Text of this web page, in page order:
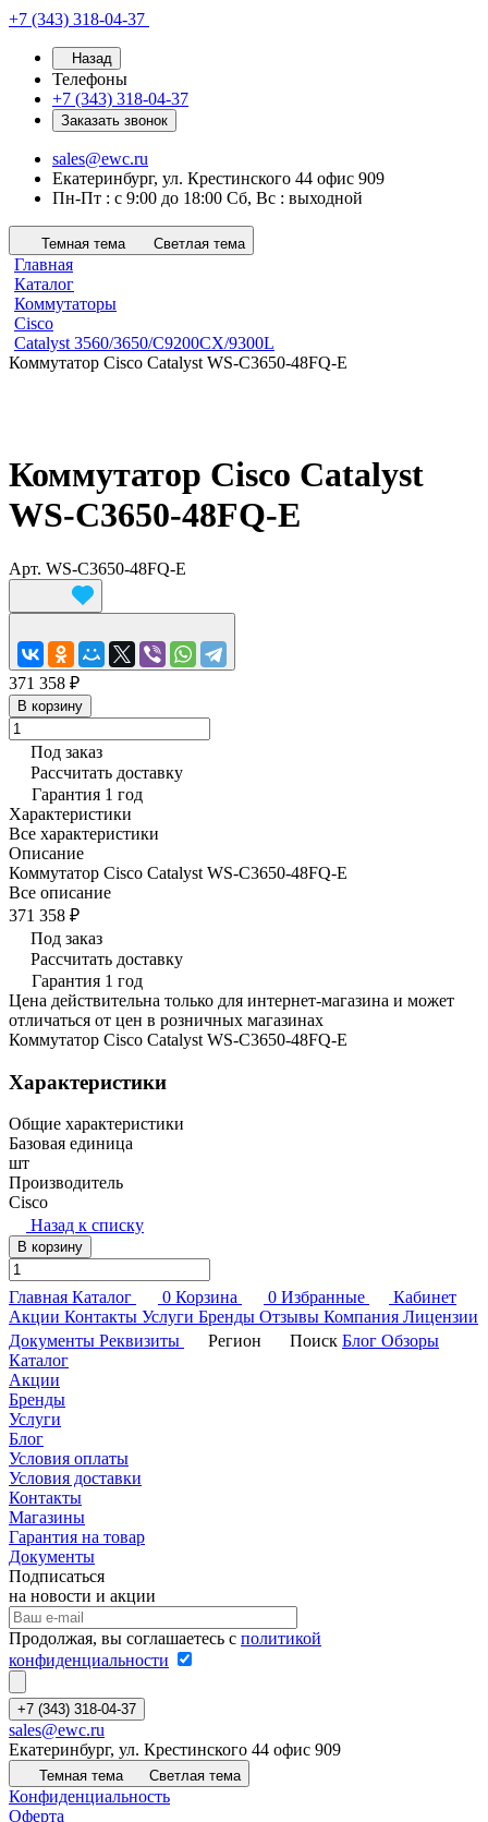
+7 (343) 318-04-37
Назад
Телефоны
+7 (343) 318-04-37
Заказать звонок
sales@ewc.ru
Екатеринбург, ул. Крестинского 44 офис 909
Пн-Пт : с 9:00 до 18:00 Сб, Вс : выходной
Темная тема Светлая тема
Главная
Каталог
Коммутаторы
Cisco
Catalyst 3560/3650/C9200CX/9300L
Коммутатор Cisco Catalyst WS-C3650-48FQ-E
Коммутатор Cisco Catalyst
WS-C3650-48FQ-E
Арт. WS-C3650-48FQ-E
371 358 ₽
В корзину
Под заказ
Рассчитать доставку
Гарантия 1 год
Характеристики
Все характеристики
Описание
Коммутатор Cisco Catalyst WS-C3650-48FQ-E
Все описание
371 358 ₽
Под заказ
Рассчитать доставку
Гарантия 1 год
Цена действительна только для интернет-магазина и может
отличаться от цен в розничных магазинах
Коммутатор Cisco Catalyst WS-C3650-48FQ-E
Характеристики
Общие характеристики
Базовая единица
шт
Производитель
Cisco
Назад к списку
В корзину
Главная Каталог 0 Корзина 0 Избранные
Кабинет
Акции Контакты Услуги Бренды Отзывы Компания Лицензии
Документы Реквизиты Регион Поиск Блог Обзоры
Каталог
Акции
Бренды
Услуги
Блог
Условия оплаты
Условия доставки
Контакты
Магазины
Гарантия на товар
Документы
Подписаться
на новости и акции
Продолжая, вы соглашаетесь с политикой
конфиденциальности
+7 (343) 318-04-37
sales@ewc.ru
Екатеринбург, ул. Крестинского 44 офис 909
Темная тема Светлая тема
Конфиденциальность
Оферта